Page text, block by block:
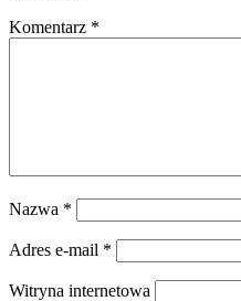
Komentarz *
Nazwa *
Adres e-mail *
Witryna internetowa